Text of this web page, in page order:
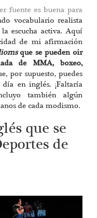
fuente es buena para
vocabulario realista
escucha activa. Aquí
de mi afirmación
que se pueden oir
de MMA, boxeo,
por supuesto, puedes
en inglés. ¡Faltaría
también algún
de cada modismo.
que se
de